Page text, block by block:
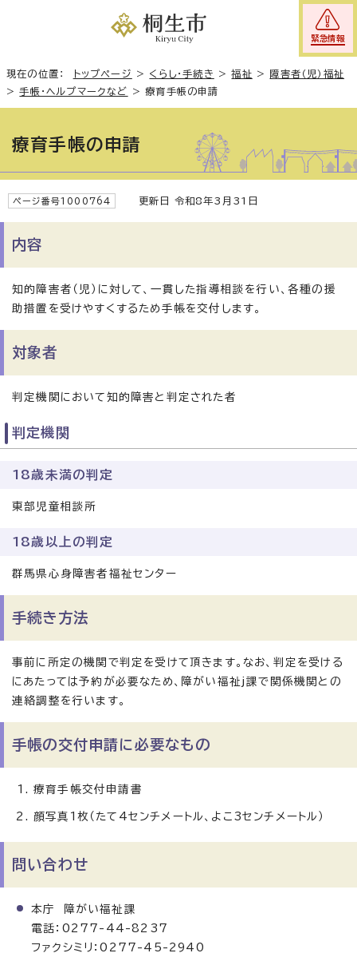
緊急情報
現在の位置： トップページ > くらし・手続き >福祉 >
障害者（児）福祉
>手帳・ヘルプマークなど >療育手帳の申請
療育手帳の申請
ページ番号1000764 更新日 令和8年3月31日
内容
知的障害者（児）に対して、一貫した指導相談を行い、各種の援
助措置を受けやすくするため手帳を交付します。
対象者
判定機関において知的障害と判定された者
判定機関
18歳未満の判定
東部児童相談所
18歳以上の判定
群馬県心身障害者福祉センター
手続き方法
事前に所定の機関で判定を受けて頂きます。なお、判定を受ける
にあたっては予約が必要なため、障がい福祉j課で関係機関との
連絡調整を行います。
手帳の交付申請に必要なもの
療育手帳交付申請書
顔写真1枚（たて4センチメートル、よこ3センチメートル）
問い合わせ
本庁 障がい福祉課
電話：0277-44-8237
ファクシミリ：0277-45-2940